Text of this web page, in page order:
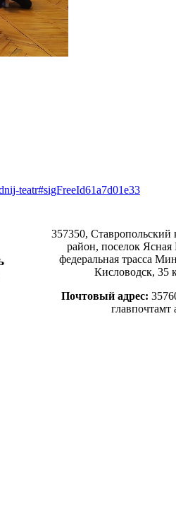
teatr#sigFreeId61a7d01e33
357350,
район, поселок
федеральная трасса
Кисловодск, 35
Почтовый адрес:
главпочтамт